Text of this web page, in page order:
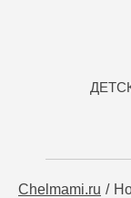
Chelmami.ru